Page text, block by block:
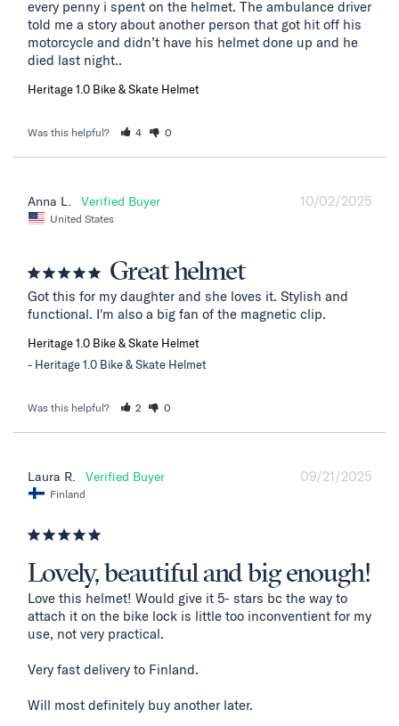
every penny i spent on the helmet. The ambulance driver
told me a story about another person that got hit off his
motorcycle and didn’t have his helmet done up and he
died last night..
Heritage 1.0 Bike & Skate Helmet
Was this helpful? 4 0
10/02/2025
Anna L.
United States
Great helmet
Got this for my daughter and she loves it. Stylish and
functional. I'm also a big fan of the magnetic clip.
Heritage 1.0 Bike & Skate Helmet
Heritage 1.0 Bike & Skate Helmet
Was this helpful? 2 0
09/21/2025
Laura R.
Finland
Lovely, beautiful and big enough!
Love this helmet! Would give it 5- stars bc the way to
attach it on the bike lock is little too inconventient for my
use, not very practical.
Very fast delivery to Finland.
Will most definitely buy another later.